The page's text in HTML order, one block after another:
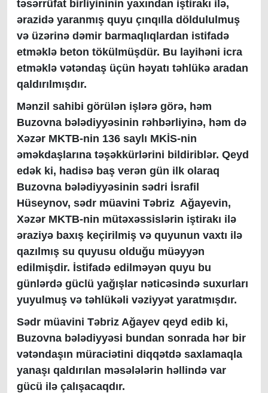
təsərrüfat birliyininin yaxından iştirakı ilə,
ərazidə yaranmış quyu çınqılla döldululmuş
və üzərinə dəmir barmaqlıqlardan istifadə
etməklə beton tökülmüşdür. Bu layihəni icra
etməklə vətəndaş üçün həyatı təhlükə aradan
qaldırılmışdır.
Mənzil sahibi görülən işlərə görə, həm
Buzovna bələdiyyəsinin rəhbərliyinə, həm də
Xəzər MKTB-nin 136 saylı MKİS-nin
əməkdaşlarına təşəkkürlərini bildiriblər. Qeyd
edək ki, hadisə baş verən gün ilk olaraq
Buzovna bələdiyyəsinin sədri İsrafil
Hüseynov, sədr müavini Təbriz Ağayevin,
Xəzər MKTB-nin mütəxəssislərin iştirakı ilə
əraziyə baxış keçirilmiş və quyunun vaxtı ilə
qazılmış su quyusu olduğu müəyyən
edilmişdir. İstifadə edilməyən quyu bu
günlərdə güclü yağışlar nəticəsində suxurları
yuyulmuş və təhlükəli vəziyyət yaratmışdır.
Sədr müavini Təbriz Ağayev qeyd edib ki,
Buzovna bələdiyyəsi bundan sonrada hər bir
vətəndaşın müraciətini diqqətdə saxlamaqla
yanaşı qaldırılan məsələlərin həllində var
gücü ilə çalışacaqdır.